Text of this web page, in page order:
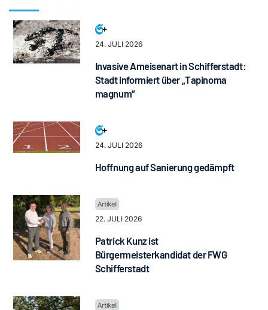
24. JULI 2026
Invasive Ameisenart in Schifferstadt:
Stadt informiert über „Tapinoma
magnum“
24. JULI 2026
Hoffnung auf Sanierung gedämpft
22. JULI 2026
Patrick Kunz ist
Bürgermeisterkandidat der FWG
Schifferstadt